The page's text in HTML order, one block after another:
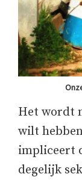
Het wordt
wilt
impliceert
degelijk